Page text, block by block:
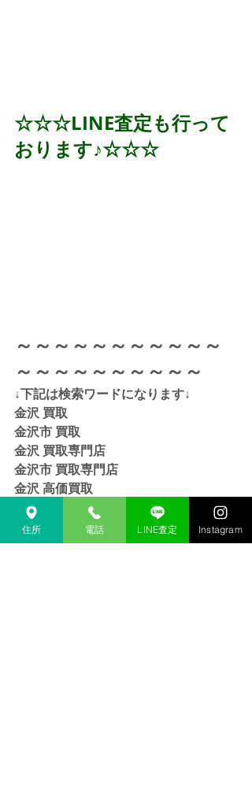
☆☆☆LINE査定も行って
おります♪☆☆☆
～～～～～～～～～～～
～～～～～～～～～～
↓下記は検索ワードになります↓
金沢 買取
金沢市 買取
金沢 買取専門店
金沢市 買取専門店
金沢 高価買取
金沢市 高価買取
金沢 リサイクルショップ
金沢市 リサイクルショップ
住所 電話 LINE査定 Instagram